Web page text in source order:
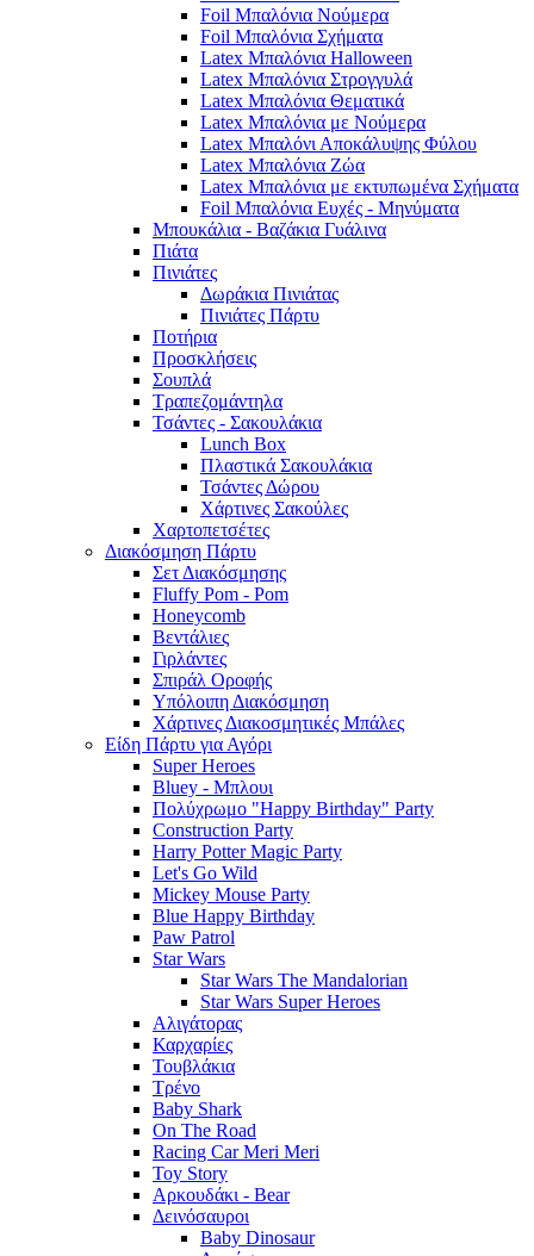
Foil Μπαλόνια Νούμερα
Foil Μπαλόνια Σχήματα
Latex Μπαλόνια Halloween
Latex Μπαλόνια Στρογγυλά
Latex Μπαλόνια Θεματικά
Latex Μπαλόνια με Νούμερα
Latex Μπαλόνι Αποκάλυψης Φύλου
Latex Μπαλόνια Ζώα
Latex Μπαλόνια με εκτυπωμένα Σχήματα
Foil Μπαλόνια Ευχές - Μηνύματα
Μπουκάλια - Βαζάκια Γυάλινα
Πιάτα
Πινιάτες
Δωράκια Πινιάτας
Πινιάτες Πάρτυ
Ποτήρια
Προσκλήσεις
Σουπλά
Τραπεζομάντηλα
Τσάντες - Σακουλάκια
Lunch Box
Πλαστικά Σακουλάκια
Τσάντες Δώρου
Χάρτινες Σακούλες
Χαρτοπετσέτες
Διακόσμηση Πάρτυ
Σετ Διακόσμησης
Fluffy Pom - Pom
Honeycomb
Βεντάλιες
Γιρλάντες
Σπιράλ Οροφής
Υπόλοιπη Διακόσμηση
Χάρτινες Διακοσμητικές Μπάλες
Είδη Πάρτυ για Αγόρι
Super Heroes
Bluey - Μπλουι
Πολύχρωμο "Happy Birthday" Party
Construction Party
Harry Potter Magic Party
Let's Go Wild
Mickey Mouse Party
Blue Happy Birthday
Paw Patrol
Star Wars
Star Wars The Mandalorian
Star Wars Super Heroes
Αλιγάτορας
Καρχαρίες
Τουβλάκια
Τρένο
Baby Shark
On The Road
Racing Car Meri Meri
Toy Story
Αρκουδάκι - Bear
Δεινόσαυροι
Baby Dinosaur